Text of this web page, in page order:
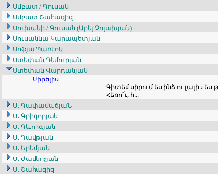
Սմբատ / Գուսան
Սմբատ Շահազիզ
Սուխանի / Գուսան (Աբել Չոլախյան)
Սուսաննա Կարապետյան
Սոֆյա Պառնոկ
Ստեփան Դեմուրյան
Ստեփան Վարդանյան
Սիրելիս
Գիտեմ սիրում ես ինձ ու լալիս ես
Հեռո՜ւ, հ...
Ս․ ԳափամաճյաՆ
Ս․ Գրիգորյան
Ս․ Գևորգյան
Ս․ Դավթյան
Ս․ Երեմյան
Ս․ Ժամկոչյան
Ս․ Շահազիզ